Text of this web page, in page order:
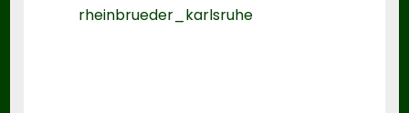
rheinbrueder_karlsruhe